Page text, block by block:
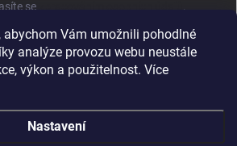
abychom Vám umožnili pohodlné
analýze provozu webu neustále
výkon a použitelnost. Více
Nastavení
se .